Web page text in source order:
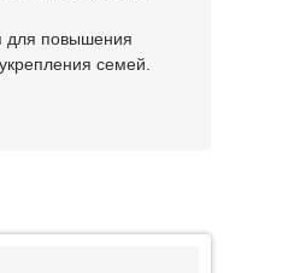
для повышения
семей.